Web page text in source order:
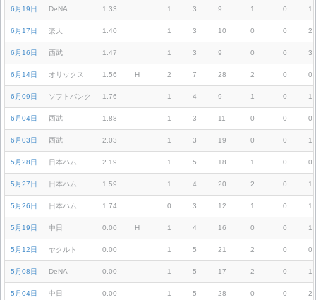
6月19日 DeNA 1.33 1 3 9 1 0 1
6月17日 楽天 1.40 1 3 10 0 0 2
6月16日 西武 1.47 1 3 9 0 0 3
6月14日 オリックス 1.56 H 2 7 28 2 0 0
6月09日 ソフトバンク 1.76 1 4 9 1 0 1
6月04日 西武 1.88 1 3 11 0 0 0
6月03日 西武 2.03 1 3 19 0 0 1
5月28日 日本ハム 2.19 1 5 18 1 0 0
5月27日 日本ハム 1.59 1 4 20 2 0 1
5月26日 日本ハム 1.74 0 3 12 1 0 1
5月19日 中日 0.00 H 1 4 16 0 0 1
5月12日 ヤクルト 0.00 1 5 21 2 0 0
5月08日 DeNA 0.00 1 5 17 2 0 1
5月04日 中日 0.00 1 5 28 0 0 2